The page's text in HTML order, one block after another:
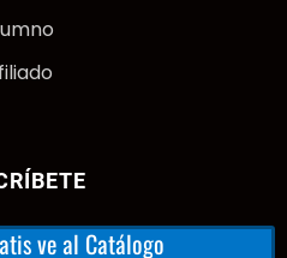
ve al Catálogo